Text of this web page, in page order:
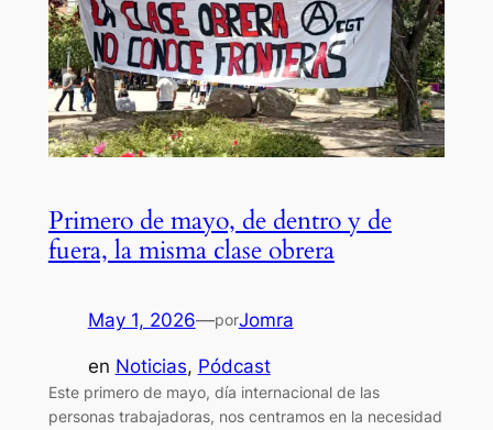
Primero de mayo, de dentro y de
fuera, la misma clase obrera
May 1, 2026—porJomra
en Noticias, Pódcast
Este primero de mayo, día internacional de las
personas trabajadoras, nos centramos en la necesidad